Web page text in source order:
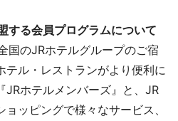
する会員プログラムについて
国のJRホテルグループのご宿
テル・レストランがより便利に
JRホテルメンバーズ』と、JR
ッピングで様々なサービス、